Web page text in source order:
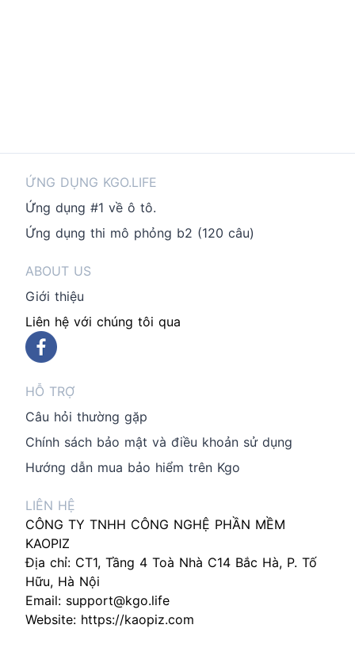
ỨNG DỤNG KGO.LIFE
Ứng dụng #1 về ô tô.
Ứng dụng thi mô phỏng b2 (120 câu)
ABOUT US
Giới thiệu
Liên hệ với chúng tôi qua
HỖ TRỢ
Câu hỏi thường gặp
Chính sách bảo mật và điều khoản sử dụng
Hướng dẫn mua bảo hiểm trên Kgo
LIÊN HỆ
CÔNG TY TNHH CÔNG NGHỆ PHẦN MỀM
KAOPIZ
Địa chỉ: CT1, Tầng 4 Toà Nhà C14 Bắc Hà, P. Tố
Hữu, Hà Nội
Email: support@kgo.life
Website: https://kaopiz.com